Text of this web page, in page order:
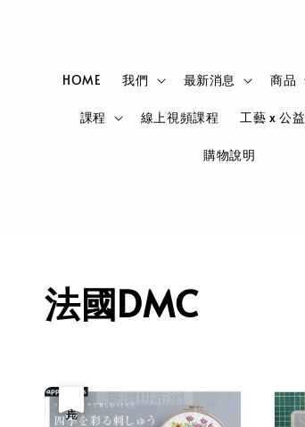
HOME 我們 最新消息 商品
課程 線上視頻課程 工藝 x 公益
購物說明
法國DMC